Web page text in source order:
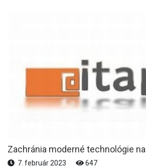
Zachránia moderné technológie
7. február 2023 647